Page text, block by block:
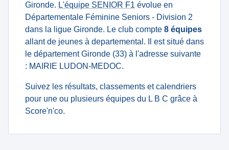
Gironde. L'équipe SENIOR F1 évolue en
Départementale Féminine Seniors - Division 2
dans la ligue Gironde. Le club compte 8 équipes
allant de jeunes à departemental. Il est situé dans
le département Gironde (33) à l'adresse suivante
: MAIRIE LUDON-MEDOC.
Suivez les résultats, classements et calendriers
pour une ou plusieurs équipes du L B C grâce à
Score'n'co.